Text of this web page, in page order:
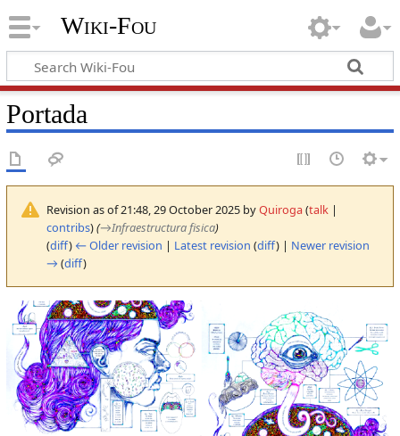
Wiki-Fou
Portada
Revision as of 21:48, 29 October 2025 byQuiroga(talk|
contribs)(→Infraestructura fisica)
(diff) ← Older revision | Latest revision (diff) | Newer revision
→ (diff)